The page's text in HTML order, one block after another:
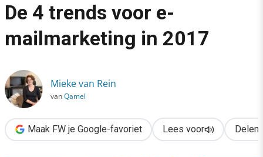
Klantcontact & CX
›
De 4 trends voor e-
mailmarketing in 2017
Mieke van Rein
vanQamel
Maak FW je Google-favoriet Lees voor Delen